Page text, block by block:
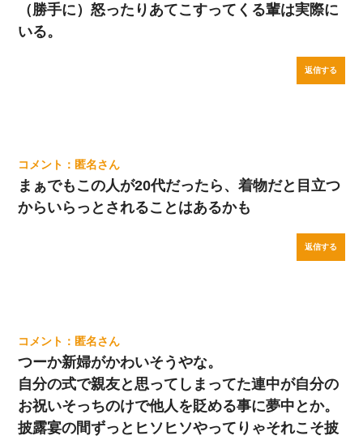
（勝手に）怒ったりあてこすってくる輩は実際に
いる。
返信する
匿名
まぁでもこの人が20代だったら、着物だと目立つ
からいらっとされることはあるかも
返信する
匿名
つーか新婦がかわいそうやな。
自分の式で親友と思ってしまってた連中が自分の
お祝いそっちのけで他人を貶める事に夢中とか。
披露宴の間ずっとヒソヒソやってりゃそれこそ披